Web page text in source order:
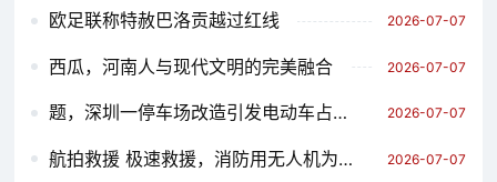
欧足联称特赦巴洛贡越过红线 2026-07-07
西瓜，河南人与现代文明的完美融合 2026-07-07
题，深圳一停车场改造引发电动车占道现象，parking秩序重构的挑战与思考 2026-07-07
航拍救援 极速救援，消防用无人机为被困车辆提供空中救援 2026-07-07